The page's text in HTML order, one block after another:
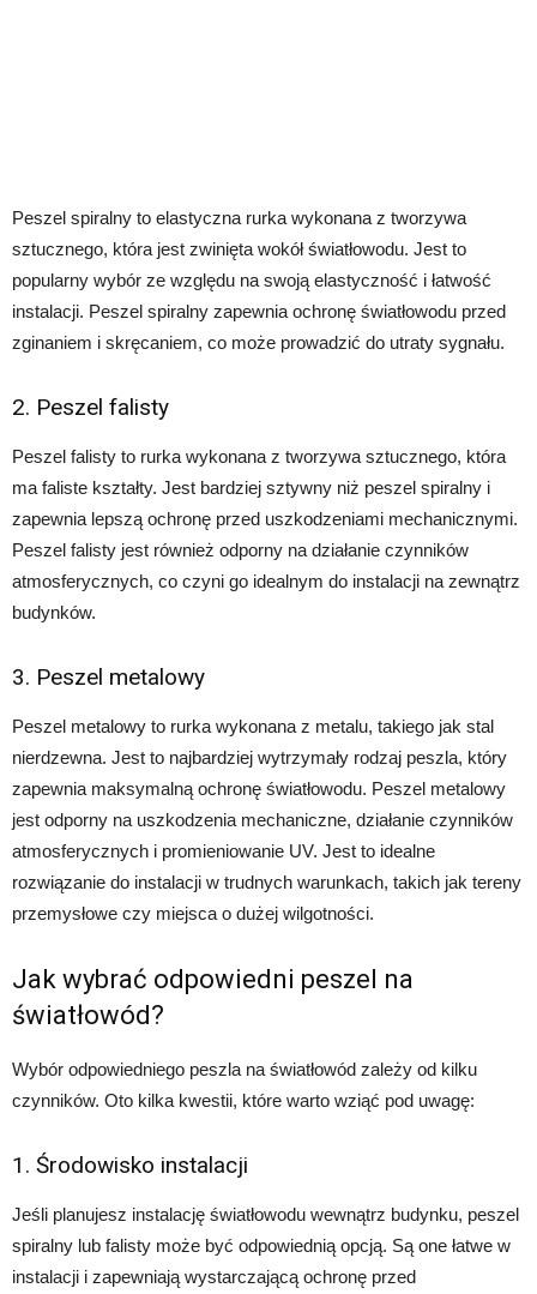
Peszel spiralny to elastyczna rurka wykonana z tworzywa
sztucznego, która jest zwinięta wokół światłowodu. Jest to
popularny wybór ze względu na swoją elastyczność i łatwość
instalacji. Peszel spiralny zapewnia ochronę światłowodu przed
zginaniem i skręcaniem, co może prowadzić do utraty sygnału.
2. Peszel falisty
Peszel falisty to rurka wykonana z tworzywa sztucznego, która
ma faliste kształty. Jest bardziej sztywny niż peszel spiralny i
zapewnia lepszą ochronę przed uszkodzeniami mechanicznymi.
Peszel falisty jest również odporny na działanie czynników
atmosferycznych, co czyni go idealnym do instalacji na zewnątrz
budynków.
3. Peszel metalowy
Peszel metalowy to rurka wykonana z metalu, takiego jak stal
nierdzewna. Jest to najbardziej wytrzymały rodzaj peszla, który
zapewnia maksymalną ochronę światłowodu. Peszel metalowy
jest odporny na uszkodzenia mechaniczne, działanie czynników
atmosferycznych i promieniowanie UV. Jest to idealne
rozwiązanie do instalacji w trudnych warunkach, takich jak tereny
przemysłowe czy miejsca o dużej wilgotności.
Jak wybrać odpowiedni peszel na
światłowód?
Wybór odpowiedniego peszla na światłowód zależy od kilku
czynników. Oto kilka kwestii, które warto wziąć pod uwagę:
1. Środowisko instalacji
Jeśli planujesz instalację światłowodu wewnątrz budynku, peszel
spiralny lub falisty może być odpowiednią opcją. Są one łatwe w
instalacji i zapewniają wystarczającą ochronę przed